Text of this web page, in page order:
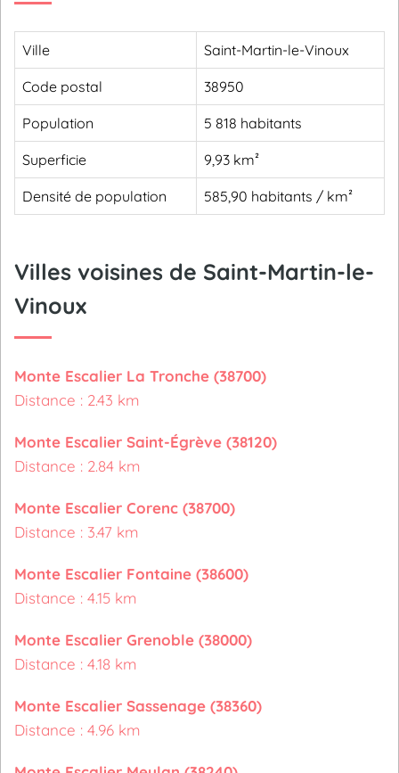
Ville Saint-Martin-le-Vinoux
Code postal 38950
Population 5 818 habitants
Superficie 9,93 km²
Densité de population 585,90 habitants / km²
Villes voisines de Saint-Martin-le-
Vinoux
Monte Escalier La Tronche (38700)
Distance : 2.43 km
Monte Escalier Saint-Égrève (38120)
Distance : 2.84 km
Monte Escalier Corenc (38700)
Distance : 3.47 km
Monte Escalier Fontaine (38600)
Distance : 4.15 km
Monte Escalier Grenoble (38000)
Distance : 4.18 km
Monte Escalier Sassenage (38360)
Distance : 4.96 km